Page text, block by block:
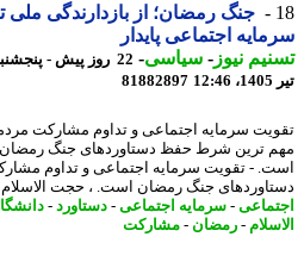
جنگ رمضان؛ از بازدارندگی ملی تا
اجتماعی پایدار
نیوز-سیاسی-
22 روز پیش - پنجشنبه 25
81882897
سرمایه اجتماعی و تداوم مشارکت مردمی،
ترین شرط حفظ دستاوردهای جنگ رمضان
- تقویت سرمایه اجتماعی و تداوم
جنگ رمضان است. ، حجت الاسلام ...
-سرمایه اجتماعی-دستاورد-دانشگاه
-رمضان-مشارکت